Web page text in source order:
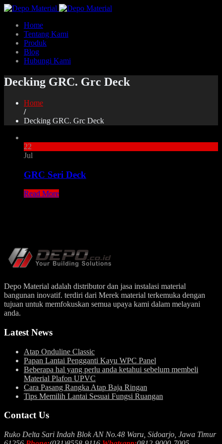
Home
Tentang Kami
Produk
Blog
Hubungi Kami
Decking GRC. Grc Deck
Home
/
Decking GRC. Grc Deck
22
Jul
GRC Seri Deck
Read More
Depo Material adalah distributor dan jasa instalasi material
bangunan inovatif. terdiri dari Merek material terkemuka dengan
tujuan untuk memfokuskan semua upaya kami dalam melayani
anda.
Latest News
Atap Onduline Classic
Papan Lantai Pengganti Kayu WPC Panel
Beberapa hal yang perlu anda ketahui sebelum membeli
Material Plafon UPVC
Cara Pasang Rangka Atap Baja Ringan
Tips Memilih Lantai Sesuai Fungsi Ruangan
Contact Us
Ruko Delta Sari Indah Blok AN No.48 Waru, Sidoarjo, Jawa Timur